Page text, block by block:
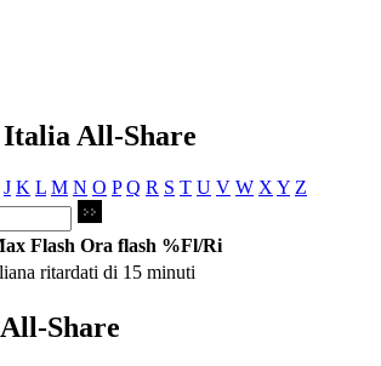
All-Share
J K L M N O P Q R S T U V W X Y Z
Flash Ora flash %Fl/Ri
ritardati di 15 minuti
Share